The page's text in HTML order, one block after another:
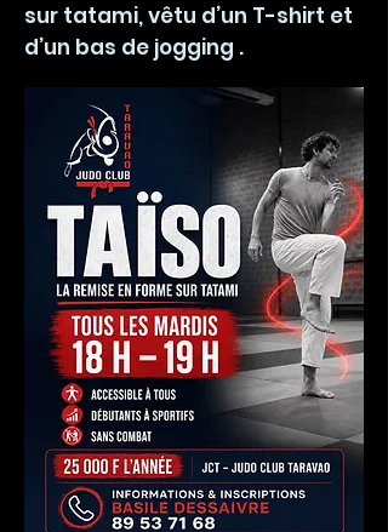
sur tatami, vêtu d’un T-shirt et
d’un bas de jogging .